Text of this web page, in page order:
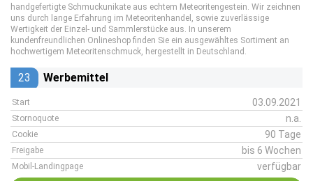
handgefertigte Schmuckunikate aus echtem Meteoritengestein. Wir zeichnen
uns durch lange Erfahrung im Meteoritenhandel, sowie zuverlässige
Wertigkeit der Einzel- und Sammlerstücke aus. In unserem
kundenfreundlichen Onlineshop finden Sie ein ausgewähltes Sortiment an
hochwertigem Meteoritenschmuck, hergestellt in Deutschland.
23 Werbemittel
Start 03.09.2021
Stornoquote n.a.
Cookie 90 Tage
Freigabe bis 6 Wochen
Mobil-Landingpage verfügbar